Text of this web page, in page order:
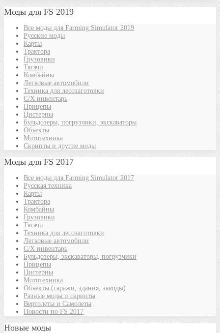
Моды для FS 2019
Все моды для Farming Simulator 2019
Русские моды
Карты
Трактора
Грузовики
Тягачи
Комбайны
Легковые автомобили
Техника для лесозаготовки
С/Х инвентарь
Прицепы
Цистерны
Бульдозеры, погрузчики, экскаваторы
Объекты
Мототехника
Скрипты и другие моды
Моды для FS 2017
Все моды для Farming Simulator 2017
Русская техника
Карты
Трактора
Комбайны
Грузовики
Тягачи
Техника для лесозаготовки
Легковые автомобили
С/Х инвентарь
Бульдозеры, экскаваторы, погрузчики
Прицепы
Цистерны
Мототехника
Объекты (гаражи, здания, заводы)
Разные моды и скрипты
Вертолеты и Самолеты
Новости по FS 2017
Новые моды